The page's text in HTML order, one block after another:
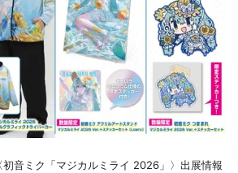
初音ミク「マジカルミライ 2026」〉出展情報